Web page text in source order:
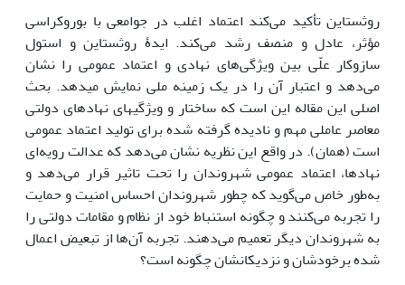
روثستاین تأکید می‌کند اعتماد اغلب در جوامعی با بوروکراسی
مؤثر، عادل و منصف رشد می‌کند. ایدۀ روثستاین و استول
سازوکار علّی بین ویژگی‌های نهادی و اعتماد عمومی را نشان
می‌دهد و اعتبار آن را در یک زمینه ملی نمایش می‎دهد. بحث
اصلی این مقاله این است که ساختار و ویژگیهای نهادهای دولتی
معاصر عاملی مهم و نادیده گرفته شده برای تولید اعتماد عمومی
است (همان). در واقع این نظریه نشان می‌دهد که عدالت رویه‌ای
نهادها، اعتماد عمومی شهروندان را تحت تاثیر قرار می‌دهد و
به‌طور خاص می‌گوید که چطور شهروندان احساس امنیت و حمایت
را تجربه می‌کنند و چگونه استنباط خود از نظام و مقامات دولتی را
به شهروندان دیگر تعمیم می‌دهند. تجربه آن‌‎ها از تبعیض اعمال
شده برخودشان و نزدیکانشان چگونه است؟